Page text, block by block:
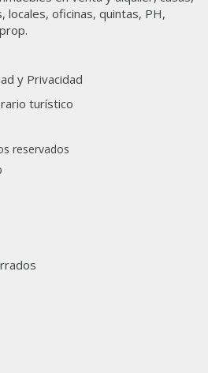
oficinas, quintas, PH,
y Privacidad
turístico
reservados